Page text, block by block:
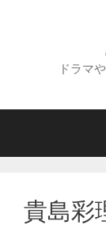
へ
ドラマ
貴島彩